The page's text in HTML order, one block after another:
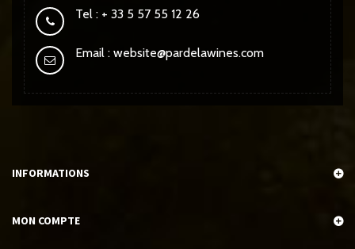
Tel : + 33 5 57 55 12 26
Email : website@pardelawines.com
INFORMATIONS
MON COMPTE